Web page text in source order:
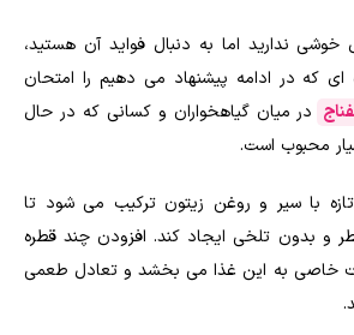
خوشی ندارید اما به دنبال فواید آن هستید،
که در ادامه پیشنهاد می دهیم را امتحان
در میان گیاهخواران و کسانی که در حال
محبوب است.
با سیر و روغن زیتون ترکیب می شود تا
بدون تلخی ایجاد کند. افزودن چند قطره
خاصی به این غذا می بخشد و تعادل طعمی